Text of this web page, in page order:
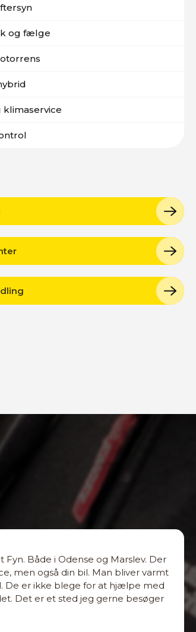
og fælge
klimaservice
Både i Odense og Marslev. Der
men også din bil. Man bliver varmt
De er ikke blege for at hjælpe med
Det er et sted jeg gerne besøger